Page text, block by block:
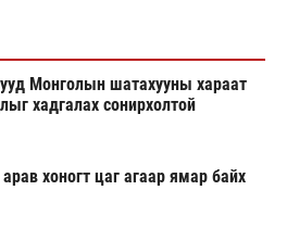
Монголын шатахууны хараат
хадгалах сонирхолтой
арав хоногт цаг агаар ямар байх